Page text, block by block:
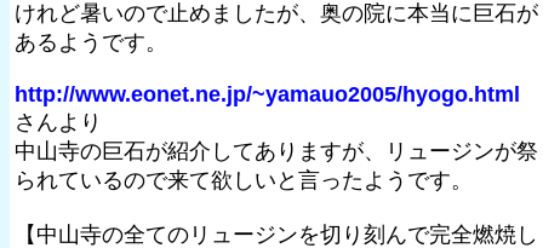
けれど暑いので止めましたが、奥の院に本当に巨石が
あるようです。
http://www.eonet.ne.jp/~yamauo2005/hyogo.html
さんより
中山寺の巨石が紹介してありますが、リュージンが祭
られているので来て欲しいと言ったようです。
【中山寺の全てのリュージンを切り刻んで完全燃焼し